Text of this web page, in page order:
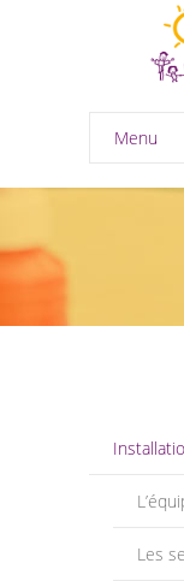
Menu
Accueil
Garde
--
Les